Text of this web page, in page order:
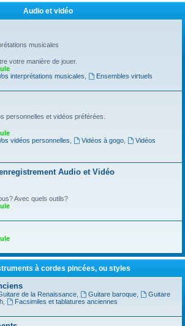
Audio et vidéo
musicales
votre manière de jouer.
interprétations musicales
Ensembles virtuels
personnelles et vidéos préférées.
vidéos personnelles Vidéos à gogo,
Vidéos
Audio et Vidéo
Avec quels outils?
à cordes pincées, ou styles
de la Renaissance, Guitare baroque,
Guitare
,
Facsimiles et tablatures anciennes